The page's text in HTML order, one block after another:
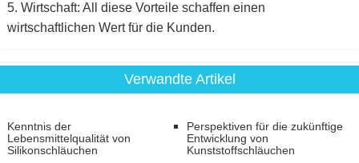
5. Wirtschaft: All diese Vorteile schaffen einen
wirtschaftlichen Wert für die Kunden.
Verwandte Artikel
Kenntnis der
Lebensmittelqualität von
Silikonschläuchen
Perspektiven für die zukünftige
Entwicklung von
Kunststoffschläuchen